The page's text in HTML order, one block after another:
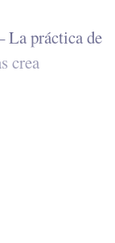
La práctica de
crea